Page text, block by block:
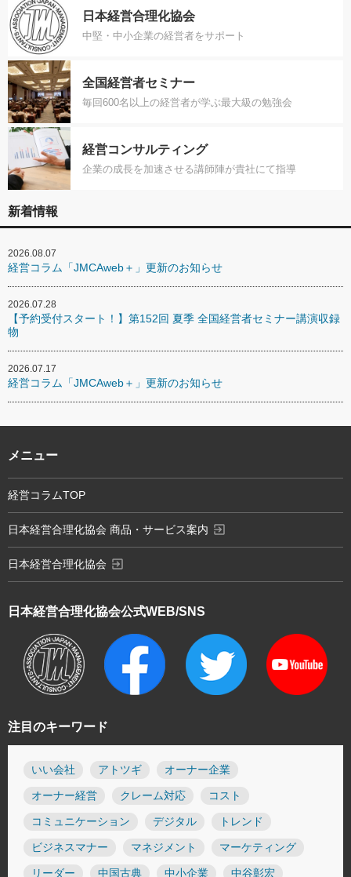
日本経営合理化協会
中堅・中小企業の経営者をサポート
全国経営者セミナー
毎回600名以上の経営者が学ぶ最大級の勉強会
経営コンサルティング
企業の成長を加速させる講師陣が貴社にて指導
新着情報
2026.08.07
経営コラム「JMCAweb＋」更新のお知らせ
2026.07.28
【予約受付スタート！】第152回 夏季 全国経営者セミナー講演収録
物
2026.07.17
経営コラム「JMCAweb＋」更新のお知らせ
注目のキーワード
いい会社 アトツギ オーナー企業
オーナー経営 クレーム対応 コスト
コミュニケーション デジタル トレンド
ビジネスマナー マネジメント マーケティング
リーダー 中国古典 中小企業 中谷彰宏
日本経営合理化協会公式WEB/SNS
メニュー
経営コラムTOP
日本経営合理化協会 商品・サービス案内 exit_to_app
日本経営合理化協会 exit_to_app